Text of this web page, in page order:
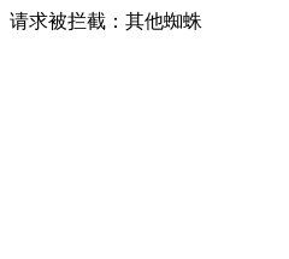
请求被拦截：其他蜘蛛